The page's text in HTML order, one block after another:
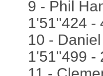
9 - Phil
1'51"424 -
10 -
1'51"499 -